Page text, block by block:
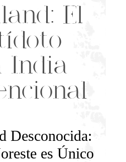
El
India
Desconocida:
es Único